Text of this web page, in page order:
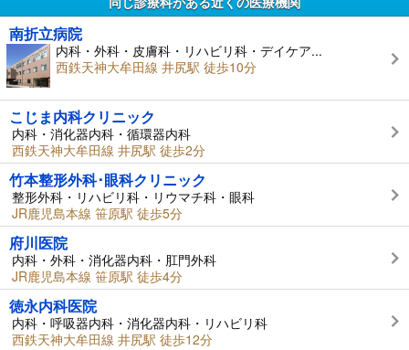
南折立病院
内科・外科・皮膚科・リハビリ科・デイケア...
西鉄天神大牟田線 井尻駅 徒歩10分
こじま内科クリニック
内科・消化器内科・循環器内科
西鉄天神大牟田線 井尻駅 徒歩2分
竹本整形外科･眼科クリニック
整形外科・リハビリ科・リウマチ科・眼科
JR鹿児島本線 笹原駅 徒歩5分
府川医院
内科・外科・消化器内科・肛門外科
JR鹿児島本線 笹原駅 徒歩4分
徳永内科医院
内科・呼吸器内科・消化器内科・リハビリ科
西鉄天神大牟田線 井尻駅 徒歩12分